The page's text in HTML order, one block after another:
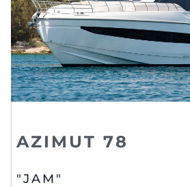
AZIMUT 78
"JAM"